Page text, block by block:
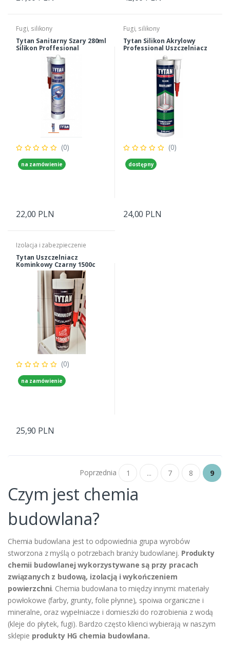
Fugi, silikony
Tytan Sanitarny Szary 280ml
Silikon Proffesional
(0)
na zamówienie
22,00 PLN
Fugi, silikony
Tytan Silikon Akrylowy
Professional Uszczelniacz
280ml Biały Malowalny
(0)
dostępny
24,00 PLN
Izolacja i zabezpieczenie
Tytan Uszczelniacz
Kominkowy Czarny 1500c
(0)
na zamówienie
25,90 PLN
Poprzednia 1 ... 7 8 9
Czym jest chemia
budowlana?
Chemia budowlana jest to odpowiednia grupa wyrobów
stworzona z myślą o potrzebach branży budowlanej. Produkty
chemii budowlanej wykorzystywane są przy pracach
związanych z budową, izolacją i wykończeniem
powierzchni. Chemia budowlana to między innymi: materiały
powłokowe (farby, grunty, folie płynne), spoiwa organiczne i
mineralne, oraz wypełniacze i domieszki do rozrobienia z wodą
(kleje do płytek, fugi). Bardzo często klienci wybierają w naszym
sklepie produkty HG chemia budowlana.